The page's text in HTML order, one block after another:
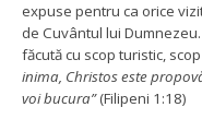
expuse pentru ca orice
de Cuvântul lui
făcută cu scop turistic,
inima, Christos este
voi bucura”(Filipeni 1:18)